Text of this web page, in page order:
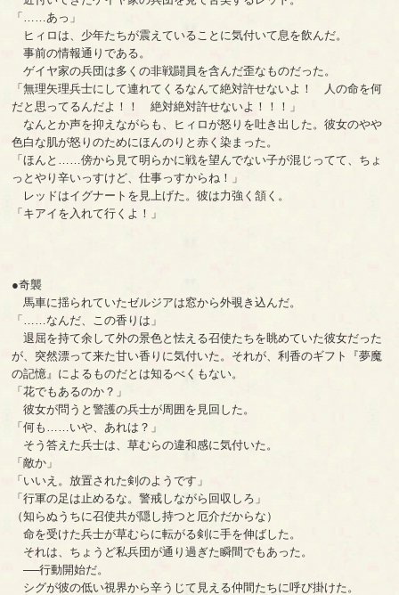
「……あっ」
ヒィロは、少年たちが震えていることに気付いて息を飲んだ。
事前の情報通りである。
ゲイヤ家の兵団は多くの非戦闘員を含んだ歪なものだった。
「無理矢理兵士にして連れてくるなんて絶対許せないよ！ 人の命を何
だと思ってるんだよ！！ 絶対絶対許せないよ！！！」
なんとか声を抑えながらも、ヒィロが怒りを吐き出した。彼女のやや
色白な肌が怒りのためにほんのりと赤く染まった。
「ほんと……傍から見て明らかに戦を望んでない子が混じってて、ちょ
っとやり辛いっすけど、仕事っすからね！」
レッドはイグナートを見上げた。彼は力強く頷く。
「キアイを入れて行くよ！」
●奇襲
馬車に揺られていたゼルジアは窓から外覗き込んだ。
「……なんだ、この香りは」
退屈を持て余して外の景色と怯える召使たちを眺めていた彼女だった
が、突然漂って来た甘い香りに気付いた。それが、利香のギフト『夢魔
の記憶』によるものだとは知るべくもない。
「花でもあるのか？」
彼女が問うと警護の兵士が周囲を見回した。
「何も……いや、あれは？」
そう答えた兵士は、草むらの違和感に気付いた。
「敵か」
「いいえ。放置された剣のようです」
「行軍の足は止めるな。警戒しながら回収しろ」
（知らぬうちに召使共が隠し持つと厄介だからな）
命を受けた兵士が草むらに転がる剣に手を伸ばした。
それは、ちょうど私兵団が通り過ぎた瞬間でもあった。
──行動開始だ。
シグが彼の低い視界から辛うじて見える仲間たちに呼び掛けた。